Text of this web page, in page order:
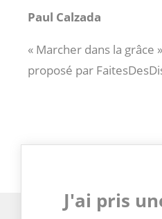
Paul Calzada
« Marcher dans la grâce
proposé par
J'ai pris